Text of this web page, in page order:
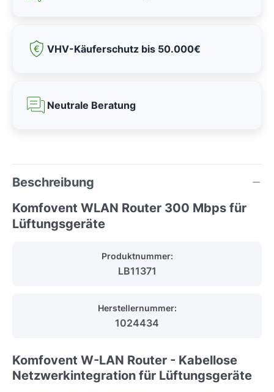
VHV-Käuferschutz bis 50.000€
Neutrale Beratung
Beschreibung
Komfovent WLAN Router 300 Mbps für
Lüftungsgeräte
Produktnummer:
LB11371
Herstellernummer:
1024434
Komfovent W-LAN Router - Kabellose
Netzwerkintegration für Lüftungsgeräte